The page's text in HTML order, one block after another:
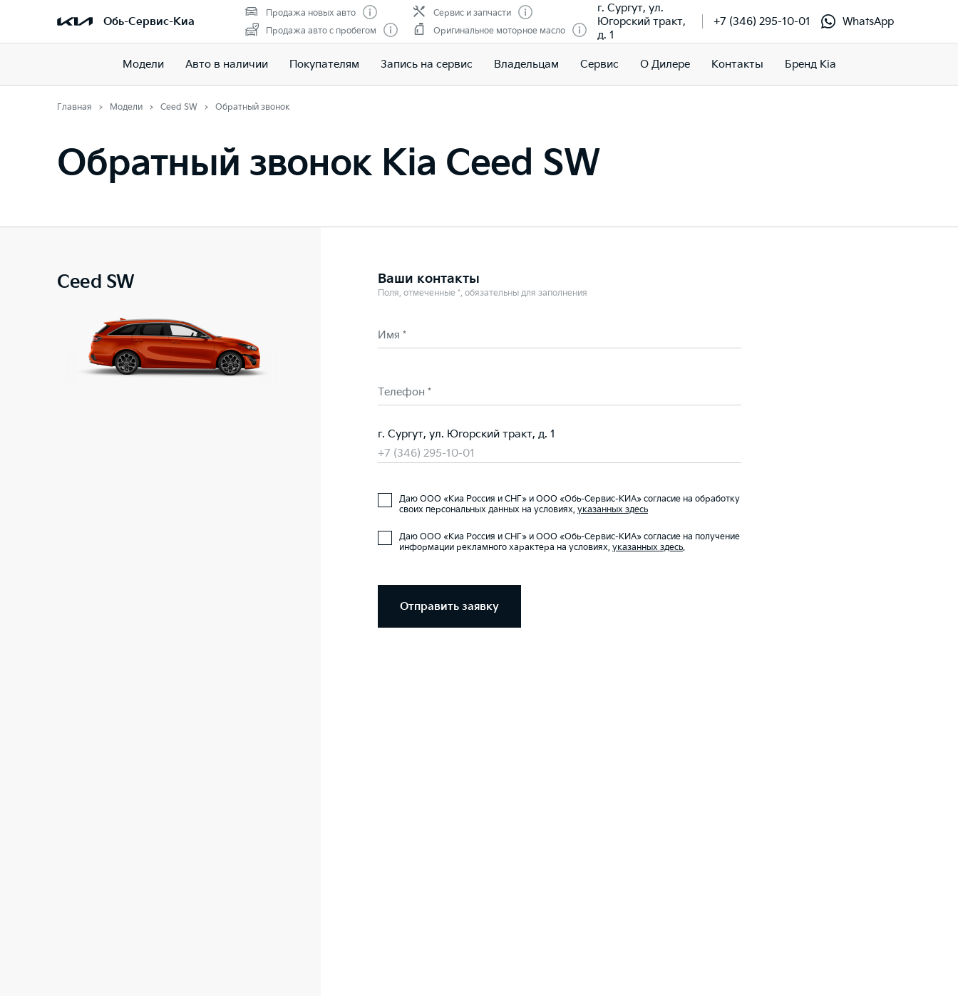
Обь-Сервис-Киа
Продажа новых авто
Продажа авто с пробегом
Сервис и запчасти
Оригинальное моторное масло
г. Сургут, ул.
Югорский тракт,
д. 1
+7 (346) 295-10-01 WhatsApp
Модели Авто в наличии Покупателям Запись на сервис Владельцам Сервис О Дилере Контакты Бренд Kia
Главная Модели Ceed SW Обратный звонок
Обратный звонок Kia Ceed SW
Ceed SW Ваши контакты
Поля, отмеченные *, обязательны для заполнения
Имя *
Телефон *
г. Сургут, ул. Югорский тракт, д. 1
+7 (346) 295-10-01
Даю ООО «Киа Россия и СНГ» и ООО «Обь-Сервис-КИА» согласие на обработку
своих персональных данных на условиях, указанных здесь
Даю ООО «Киа Россия и СНГ» и ООО «Обь-Сервис-КИА» согласие на получение
информации рекламного характера на условиях, указанных здесь.
Отправить заявку